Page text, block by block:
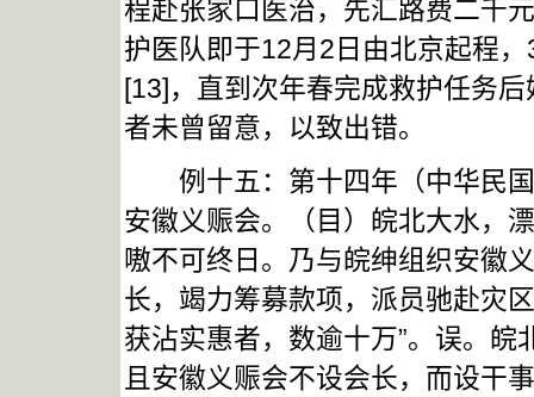
程赴张家口医治，先汇路费二千
护医队即于12月2日由北京起程
[13]，直到次年春完成救护任务
者未曾留意，以致出错。
例十五：第十四年（中华民国
安徽义赈会。（目）皖北大水，
嗷不可终日。乃与皖绅组织安徽
长，竭力筹募款项，派员驰赴灾
获沾实惠者，数逾十万”。误。
且安徽义赈会不设会长，而设干